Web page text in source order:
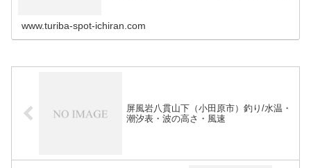
www.turiba-spot-ichiran.com
屏風岩八貫山下（小田原市）釣り/水温・
潮汐表・波の高さ・風速